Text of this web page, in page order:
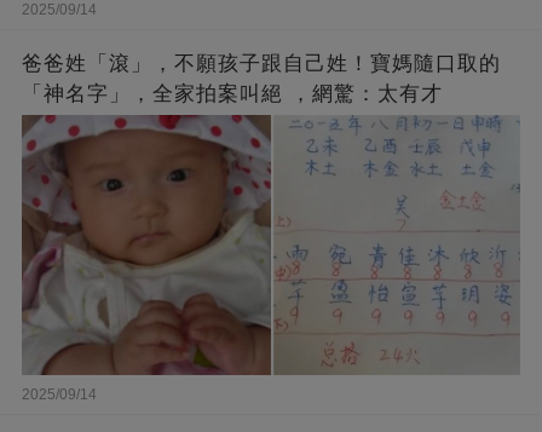
2025/09/14
爸爸姓「滾」，不願孩子跟自己姓！寶媽隨口取的
「神名字」，全家拍案叫絕 ，網驚：太有才
2025/09/14